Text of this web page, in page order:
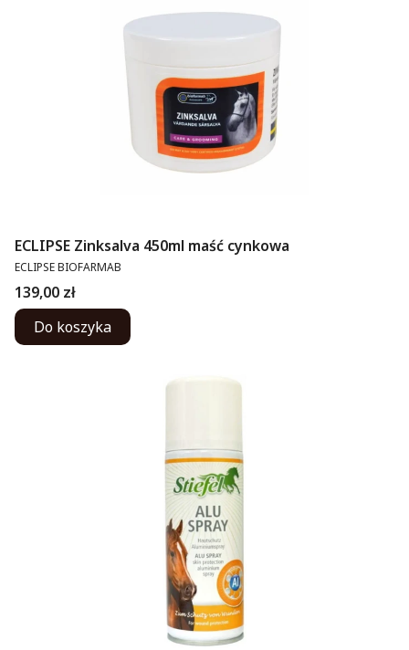
ECLIPSE Zinksalva 450ml maść cynkowa
PRODUCENT
ECLIPSE BIOFARMAB
Cena
139,00 zł
Do koszyka